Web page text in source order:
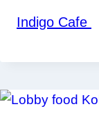
Indigo Cafe